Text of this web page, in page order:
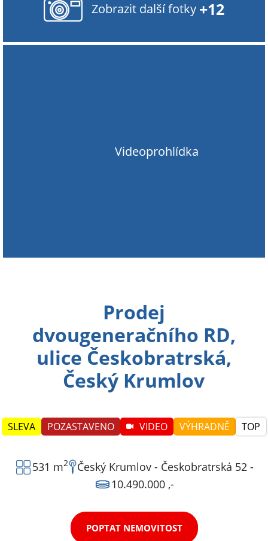
Zobrazit další fotky +12
Prodej
dvougeneračního RD,
ulice Českobratrská,
Český Krumlov
531 m2 Český Krumlov - Českobratrská 52 -
10.490.000 ,-
POPTAT NEMOVITOST